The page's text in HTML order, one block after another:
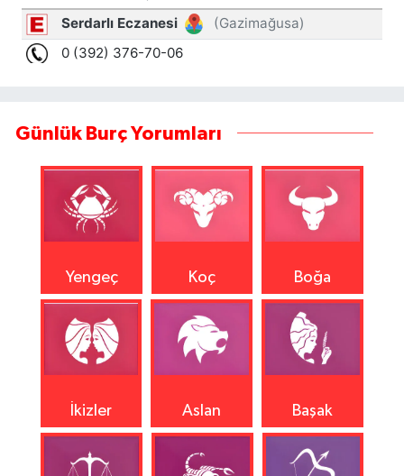
Günlük Burç Yorumları
Yengeç Koç Boğa
İkizler Aslan Başak